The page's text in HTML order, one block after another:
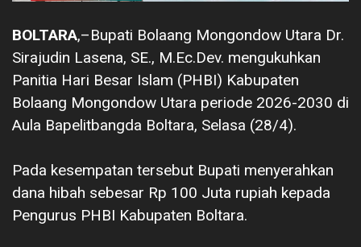
BOLTARA,–Bupati Bolaang Mongondow Utara Dr.
Sirajudin Lasena, SE., M.Ec.Dev. mengukuhkan
Panitia Hari Besar Islam (PHBI) Kabupaten
Bolaang Mongondow Utara periode 2026-2030 di
Aula Bapelitbangda Boltara, Selasa (28/4).
‎Pada kesempatan tersebut Bupati menyerahkan
dana hibah sebesar Rp 100 Juta rupiah kepada
Pengurus PHBI Kabupaten Boltara.